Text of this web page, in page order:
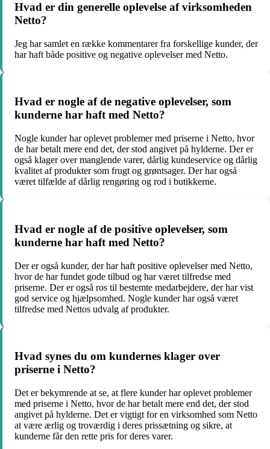
Hvad er din generelle oplevelse af virksomheden
Netto?
Jeg har samlet en række kommentarer fra forskellige kunder, der
har haft både positive og negative oplevelser med Netto.
Hvad er nogle af de negative oplevelser, som
kunderne har haft med Netto?
Nogle kunder har oplevet problemer med priserne i Netto, hvor
de har betalt mere end det, der stod angivet på hylderne. Der er
også klager over manglende varer, dårlig kundeservice og dårlig
kvalitet af produkter som frugt og grøntsager. Der har også
været tilfælde af dårlig rengøring og rod i butikkerne.
Hvad er nogle af de positive oplevelser, som
kunderne har haft med Netto?
Der er også kunder, der har haft positive oplevelser med Netto,
hvor de har fundet gode tilbud og har været tilfredse med
priserne. Der er også ros til bestemte medarbejdere, der har vist
god service og hjælpsomhed. Nogle kunder har også været
tilfredse med Nettos udvalg af produkter.
Hvad synes du om kundernes klager over
priserne i Netto?
Det er bekymrende at se, at flere kunder har oplevet problemer
med priserne i Netto, hvor de har betalt mere end det, der stod
angivet på hylderne. Det er vigtigt for en virksomhed som Netto
at være ærlig og troværdig i deres prissætning og sikre, at
kunderne får den rette pris for deres varer.